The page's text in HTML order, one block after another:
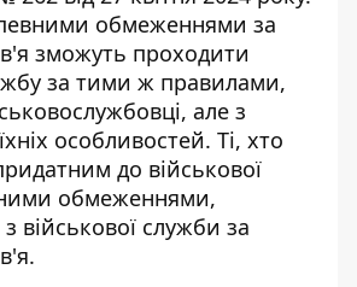
обмеженнями за
зможуть проходити
за тими ж правилами,
але з
особливостей. Ті, хто
до військової
обмеженнями,
військової служби за